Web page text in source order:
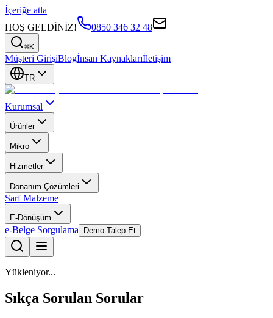
İçeriğe atla
HOŞ GELDİNİZ!
0850 346 32 48
⌘K
Müşteri GirişiBlogİnsan Kaynaklarıİletişim
TR
Kurumsal
Ürünler
Mikro
Hizmetler
Donanım Çözümleri
Sarf Malzeme
E-Dönüşüm
e-Belge Sorgulama Demo Talep Et
Yükleniyor...
Sıkça Sorulan Sorular